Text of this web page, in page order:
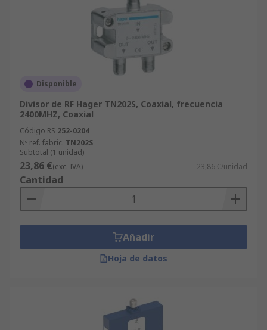
Disponible
Divisor de RF Hager TN202S, Coaxial, frecuencia
2400MHZ, Coaxial
Código RS 252-0204
Nº ref. fabric. TN202S
Subtotal (1 unidad)
23,86 €(exc. IVA) 23,86 €/unidad
Cantidad
Añadir
Hoja de datos